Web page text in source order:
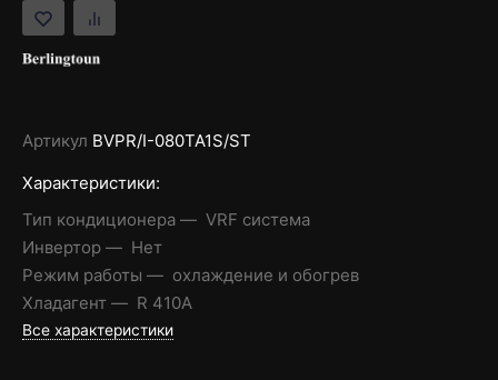
Артикул BVPR/I-080TA1S/ST
Характеристики:
Тип кондиционера
VRF система
Инвертор
Нет
Режим работы
охлаждение и обогрев
Хладагент
R 410A
Все характеристики